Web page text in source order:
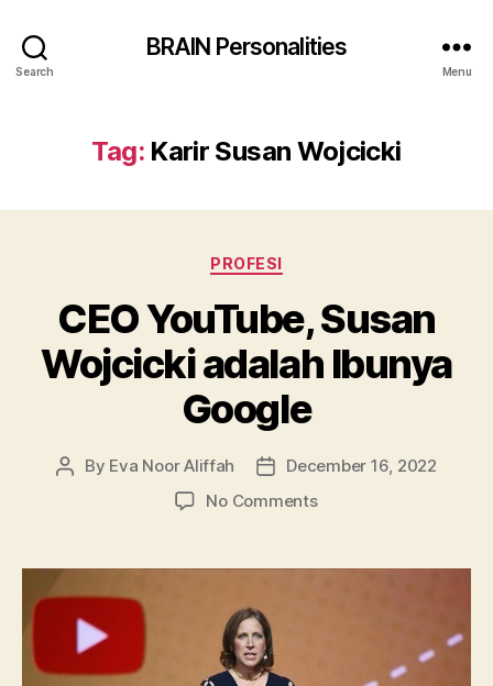
Search
BRAIN Personalities
Menu
Tag: Karir Susan Wojcicki
Categories
PROFESI
CEO YouTube, Susan
Wojcicki adalah Ibunya
Google
Post
By Eva Noor Aliffah
PostDecember 16, 2022
No Commentson
Susan